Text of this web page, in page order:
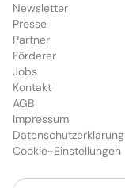
Newsletter
Presse
Partner
Förderer
Jobs
Kontakt
AGB
Impressum
Datenschutzerklärung
Cookie-Einstellungen